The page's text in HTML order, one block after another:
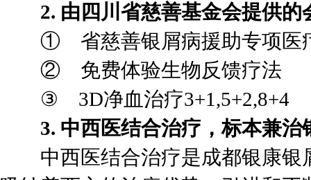
2. 由四川省慈善基金会提供的
① 省慈善银屑病援助专项医疗
② 免费体验生物反馈疗法
③ 3D净血治疗3+1,5+2,8+4
3. 中西医结合治疗，标本兼治
中西医结合治疗是成都银康银